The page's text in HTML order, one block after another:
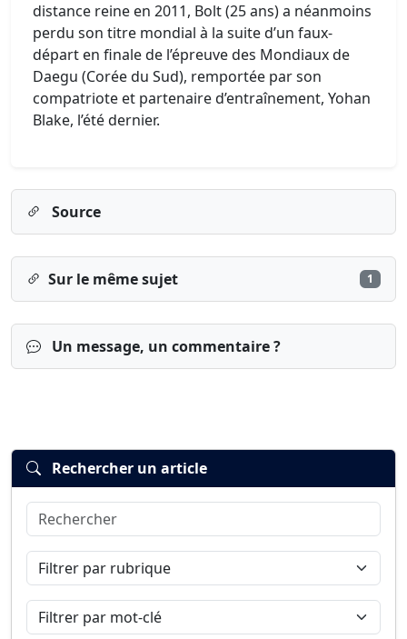
distance reine en 2011, Bolt (25 ans) a néanmoins
perdu son titre mondial à la suite d’un faux-
départ en finale de l’épreuve des Mondiaux de
Daegu (Corée du Sud), remportée par son
compatriote et partenaire d’entraînement, Yohan
Blake, l’été dernier.
Source
Sur le même sujet 1
Un message, un commentaire ?
Connexion
Rechercher un article
Rechercher
Filtrer par rubrique
Filtrer par mot-clé